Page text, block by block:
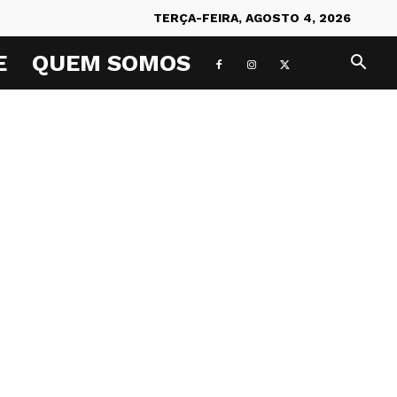
TERÇA-FEIRA, AGOSTO 4, 2026
QUEM SOMOS